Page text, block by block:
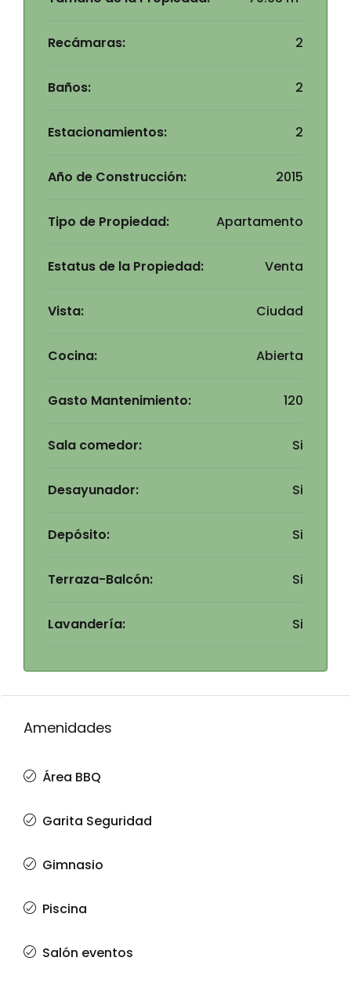
Recámaras: 2
Baños: 2
Estacionamientos: 2
Año de Construcción: 2015
Tipo de Propiedad: Apartamento
Estatus de la Propiedad: Venta
Vista: Ciudad
Cocina: Abierta
Gasto Mantenimiento: 120
Sala comedor: Si
Desayunador: Si
Depósito: Si
Terraza-Balcón: Si
Lavandería: Si
Amenidades
Área BBQ
Garita Seguridad
Gimnasio
Piscina
Salón eventos